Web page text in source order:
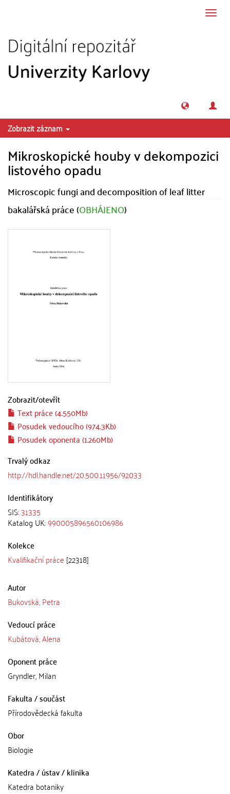
Zobrazit záznam
Mikroskopické houby v dekompozici
listového opadu
Microscopic fungi and decomposition of leaf litter
bakalářská práce (OBHÁJENO)
Zobrazit/otevřít
Text práce (4.550Mb)
Posudek vedoucího (974.3Kb)
Posudek oponenta (1.260Mb)
Trvalý odkaz
http://hdl.handle.net/20.500.11956/92033
Identifikátory
SIS:31335
Katalog UK:990005896560106986
Kolekce
Kvalifikační práce [22318]
Autor
Bukovská, Petra
Vedoucí práce
Kubátová, Alena
Oponent práce
Gryndler, Milan
Fakulta / součást
Přírodovědecká fakulta
Obor
Biologie
Katedra / ústav / klinika
Katedra botaniky